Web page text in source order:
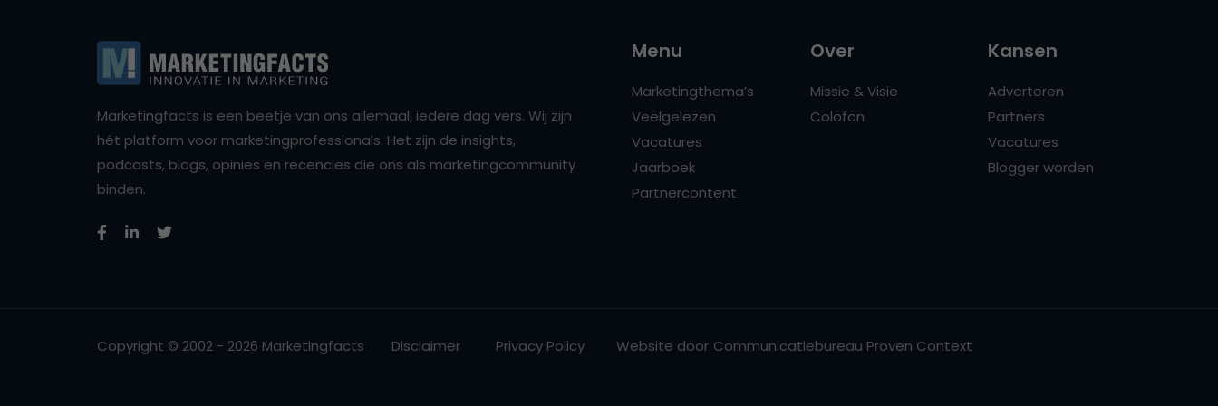
Marketingfacts is een beetje van ons allemaal, iedere dag vers. Wij zijn
hét platform voor marketingprofessionals. Het zijn de insights,
podcasts, blogs, opinies en recencies die ons als marketingcommunity
binden.
Menu
Marketingthema’s
Veelgelezen
Vacatures
Jaarboek
Partnercontent
Over
Missie & Visie
Colofon
Kansen
Adverteren
Partners
Vacatures
Blogger worden
Copyright © 2002 - 2026 Marketingfacts Disclaimer Privacy Policy Website door Communicatiebureau Proven Context